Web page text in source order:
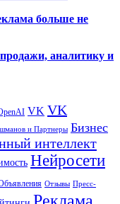
больше не
аналитику и
VK VK
и Партнеры Бизнес
интеллект
Нейросети
Отзывы Пресс-
Реклама